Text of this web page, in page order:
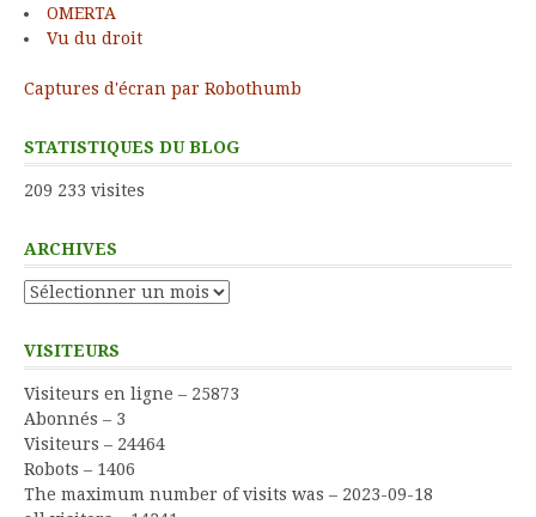
OMERTA
Vu du droit
Captures d'écran par Robothumb
STATISTIQUES DU BLOG
209 233 visites
ARCHIVES
Archives
VISITEURS
Visiteurs en ligne – 25873
Abonnés – 3
Visiteurs – 24464
Robots – 1406
The maximum number of visits was – 2023-09-18